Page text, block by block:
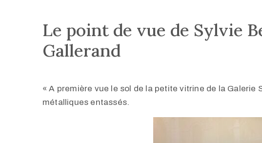
Le point de vue de Sylvie
Gallerand
« A première vue le sol de la petite vitrine de la Galerie
métalliques entassés.